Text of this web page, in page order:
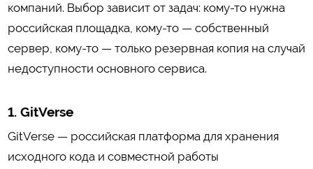
компаний. Выбор зависит от задач: кому-то нужна
российская площадка, кому-то — собственный
сервер, кому-то — только резервная копия на случай
недоступности основного сервиса.
1. GitVerse
GitVerse — российская платформа для хранения
исходного кода и совместной работы